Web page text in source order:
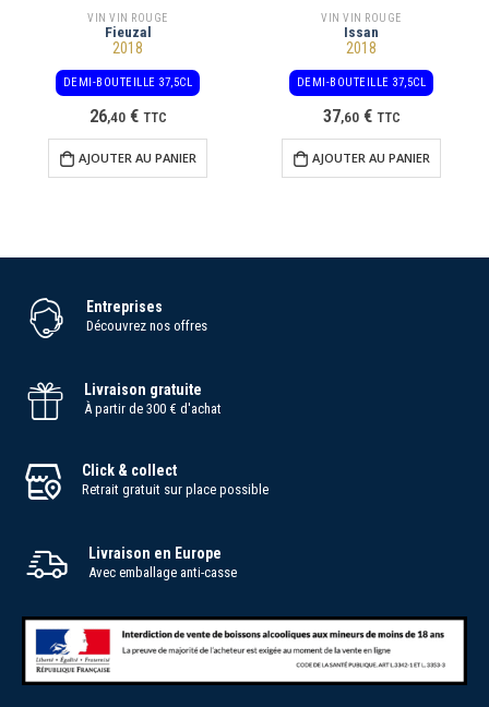
VIN VIN ROUGE
Fieuzal
2018
DEMI-BOUTEILLE 37,5CL
26,40 € TTC
AJOUTER AU PANIER
VIN VIN ROUGE
Issan
2018
DEMI-BOUTEILLE 37,5CL
37,60 € TTC
AJOUTER AU PANIER
Entreprises
Découvrez nos offres
Livraison gratuite
À partir de 300 € d'achat
Click & collect
Retrait gratuit sur place possible
Livraison en Europe
Avec emballage anti-casse